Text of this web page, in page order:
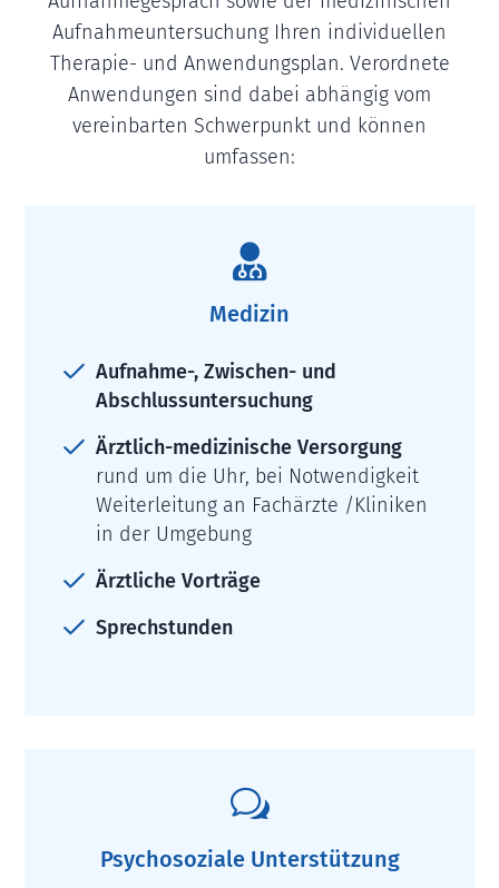
Aufnahmeuntersuchung Ihren individuellen
Therapie- und Anwendungsplan. Verordnete
Anwendungen sind dabei abhängig vom
vereinbarten Schwerpunkt und können
umfassen:

Medizin
Aufnahme-, Zwischen- und
Abschlussuntersuchung
Ärztlich-medizinische Versorgung
rund um die Uhr, bei Notwendigkeit
Weiterleitung an Fachärzte /Kliniken
in der Umgebung
Ärztliche Vorträge
Sprechstunden
w
Psychosoziale Unterstützung